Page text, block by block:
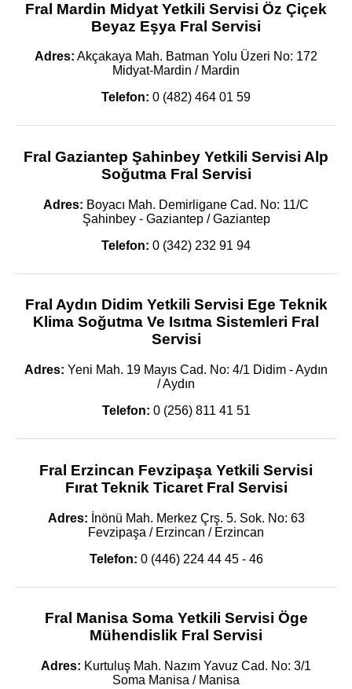
Fral Mardin Midyat Yetkili Servisi Öz Çiçek
Beyaz Eşya Fral Servisi
Adres: Akçakaya Mah. Batman Yolu Üzeri No: 172
Midyat-Mardin / Mardin
Telefon: 0 (482) 464 01 59
Fral Gaziantep Şahinbey Yetkili Servisi Alp
Soğutma Fral Servisi
Adres: Boyacı Mah. Demirligane Cad. No: 11/C
Şahinbey - Gaziantep / Gaziantep
Telefon: 0 (342) 232 91 94
Fral Aydın Didim Yetkili Servisi Ege Teknik
Klima Soğutma Ve Isıtma Sistemleri Fral
Servisi
Adres: Yeni Mah. 19 Mayıs Cad. No: 4/1 Didim - Aydın
/ Aydın
Telefon: 0 (256) 811 41 51
Fral Erzincan Fevzipaşa Yetkili Servisi
Fırat Teknik Ticaret Fral Servisi
Adres: İnönü Mah. Merkez Çrş. 5. Sok. No: 63
Fevzipaşa / Erzincan / Erzincan
Telefon: 0 (446) 224 44 45 - 46
Fral Manisa Soma Yetkili Servisi Öge
Mühendislik Fral Servisi
Adres: Kurtuluş Mah. Nazım Yavuz Cad. No: 3/1
Soma Manisa / Manisa